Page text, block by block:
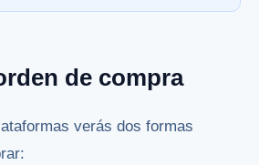
de compra
verás dos formas